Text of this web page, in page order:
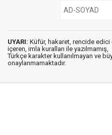
UYARI: Küfür, hakaret, rencide edici
içeren, imla kuralları ile yazılmamış,
Türkçe karakter kullanılmayan ve
onaylanmamaktadır.